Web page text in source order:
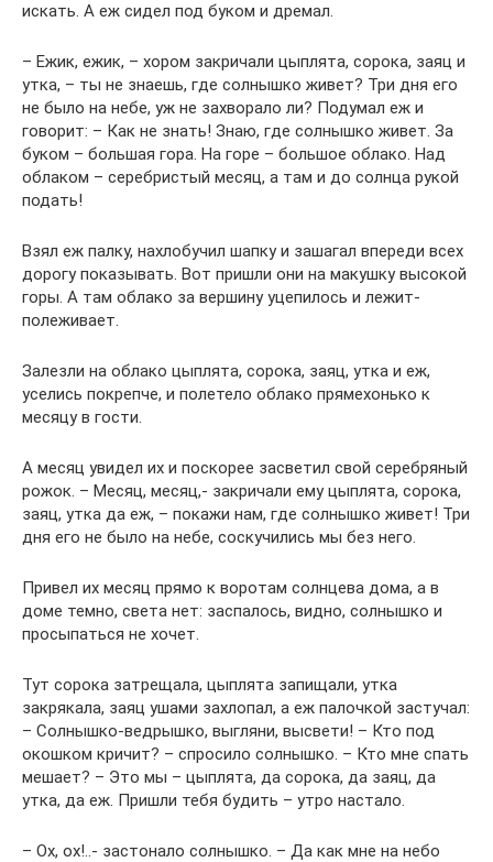
искать. А еж сидел под буком и дремал.
– Ежик, ежик, – хором закричали цыплята, сорока, заяц и
утка, – ты не знаешь, где солнышко живет? Три дня его
не было на небе, уж не захворало ли? Подумал еж и
говорит: – Как не знать! Знаю, где солнышко живет. За
буком – большая гора. На горе – большое облако. Над
облаком – серебристый месяц, а там и до солнца рукой
подать!
Взял еж палку, нахлобучил шапку и зашагал впереди всех
дорогу показывать. Вот пришли они на макушку высокой
горы. А там облако за вершину уцепилось и лежит-
полеживает.
Залезли на облако цыплята, сорока, заяц, утка и еж,
уселись покрепче, и полетело облако прямехонько к
месяцу в гости.
А месяц увидел их и поскорее засветил свой серебряный
рожок. – Месяц, месяц,- закричали ему цыплята, сорока,
заяц, утка да еж, – покажи нам, где солнышко живет! Три
дня его не было на небе, соскучились мы без него.
Привел их месяц прямо к воротам солнцева дома, а в
доме темно, света нет: заспалось, видно, солнышко и
просыпаться не хочет.
Тут сорока затрещала, цыплята запищали, утка
закрякала, заяц ушами захлопал, а еж палочкой застучал:
– Солнышко-ведрышко, выгляни, высвети! – Кто под
окошком кричит? – спросило солнышко. – Кто мне спать
мешает? – Это мы – цыплята, да сорока, да заяц, да
утка, да еж. Пришли тебя будить – утро настало.
– Ох, ох!..- застонало солнышко. – Да как мне на небо